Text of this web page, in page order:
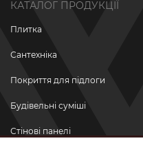
КАТАЛОГ ПРОДУКЦІЇ
Плитка
Сантехніка
Покриття для підлоги
Будівельні суміші
Стінові панелі